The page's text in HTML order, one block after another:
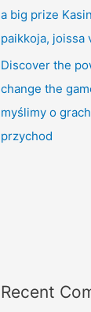
a big prize
paikkoja, joissa
Discover the
change the
myślimy o
przychod
Recent